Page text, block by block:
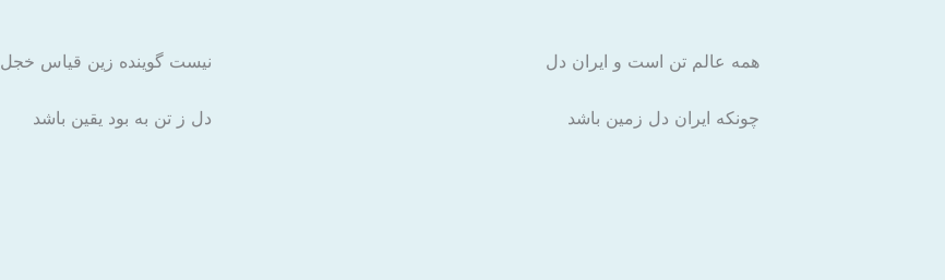
همه عالم تن است و ایران دل
چونکه ایران دل زمین باشد
نیست گوینده زین قیاس خجل
دل ز تن به بود یقین باشد